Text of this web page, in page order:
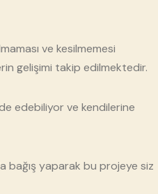
ve kesilmemesi
gelişimi takip edilmektedir.
edebiliyor ve kendilerine
bağış yaparak bu projeye siz